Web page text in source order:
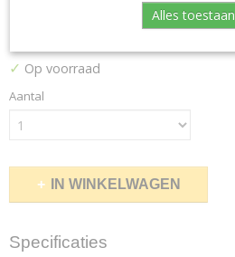
✓ Op voorraad
Aantal
IN WINKELWAGEN
Specificaties
Alles toestaan